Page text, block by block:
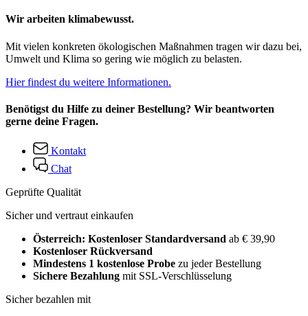
Wir arbeiten klimabewusst.
Mit vielen konkreten ökologischen Maßnahmen tragen wir dazu bei,
Umwelt und Klima so gering wie möglich zu belasten.
Hier findest du weitere Informationen.
Benötigst du Hilfe zu deiner Bestellung? Wir beantworten
gerne deine Fragen.
Kontakt
Chat
Geprüfte Qualität
Sicher und vertraut einkaufen
Österreich: Kostenloser Standardversand ab € 39,90
Kostenloser Rückversand
Mindestens 1 kostenlose Probe zu jeder Bestellung
Sichere Bezahlung mit SSL-Verschlüsselung
Sicher bezahlen mit